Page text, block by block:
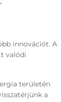
innovációt. A
valódi
területén
a